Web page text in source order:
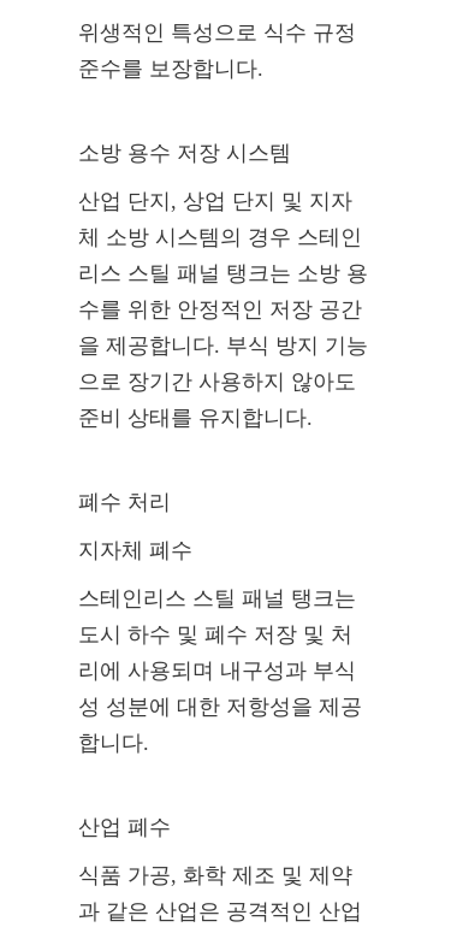
위생적인 특성으로 식수 규정
준수를 보장합니다.
소방 용수 저장 시스템
산업 단지, 상업 단지 및 지자
체 소방 시스템의 경우 스테인
리스 스틸 패널 탱크는 소방 용
수를 위한 안정적인 저장 공간
을 제공합니다. 부식 방지 기능
으로 장기간 사용하지 않아도
준비 상태를 유지합니다.
폐수 처리
지자체 폐수
스테인리스 스틸 패널 탱크는
도시 하수 및 폐수 저장 및 처
리에 사용되며 내구성과 부식
성 성분에 대한 저항성을 제공
합니다.
산업 폐수
식품 가공, 화학 제조 및 제약
과 같은 산업은 공격적인 산업